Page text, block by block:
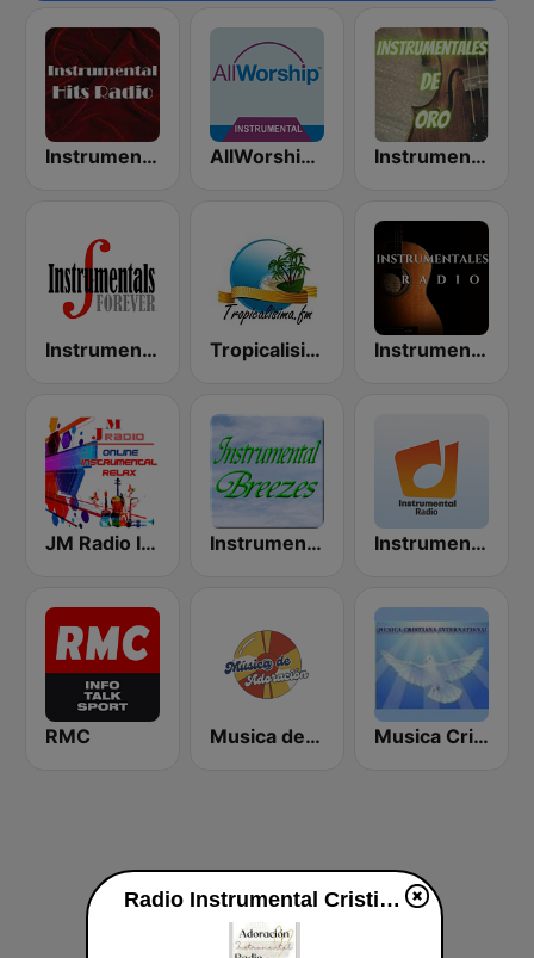
Instrumental Hits Radio AllWorship Instrumental Instrumentales de Oro Radio
Instrumentals Forever Tropicalisima.fm Instrumental Instrumentales Radio
JM Radio Instrumental Relax Instrumental Breezes Instrumental radio
RMC Musica de Adoracion Musica Cristiana Internacional
Radio Instrumental Cristiana ao vivo